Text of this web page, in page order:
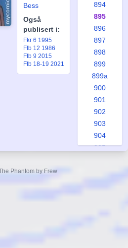
Bess
Også
publisert i:
Fkr 6 1995
Ftb 12 1986
Ftb 9 2015
Ftb 18-19 2021
894
895
896
897
898
899
899a
900
901
902
903
904
905
Phantom by Frew